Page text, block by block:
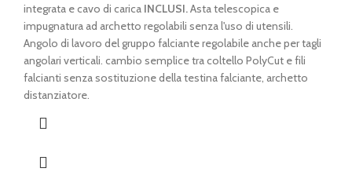
era:
€ 149,00.
è:
€ 139,00.
integrata e cavo di carica INCLUSI.Asta telescopica e
impugnatura ad archetto regolabili senza l'uso di utensili.
Angolo di lavoro del gruppo falciante regolabile anche per tagli
angolari verticali. cambio semplice tra coltello PolyCut e fili
falcianti senza sostituzione della testina falciante, archetto
distanziatore.